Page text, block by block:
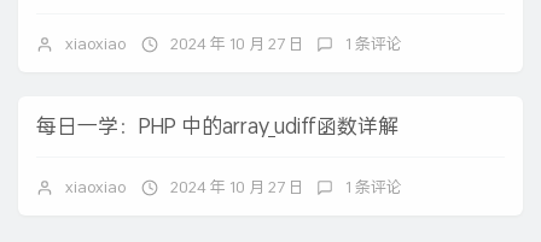
xiaoxiao 2024 年 10 月 27 日 1 条评论
每日一学：PHP 中的array_udiff函数详解
xiaoxiao 2024 年 10 月 27 日 1 条评论